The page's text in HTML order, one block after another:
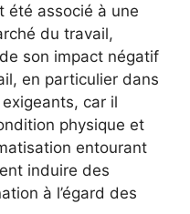
été associé à une
du travail,
son impact négatif
en particulier dans
car il
physique et
entourant
induire des
à l’égard des